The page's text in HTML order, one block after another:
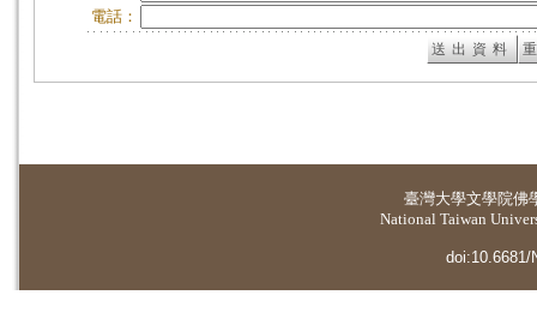
電話：
臺灣大學文學院佛
National Taiwan
doi:10.6681/